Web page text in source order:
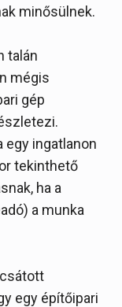
minősülnek.
talán
mégis
gép
egy ingatlanon
tekinthető
ha a
a munka
egy építőipari